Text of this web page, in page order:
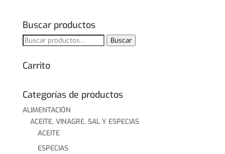
Buscar productos
Buscar
Buscar
Carrito
Categorías de productos
ALIMENTACIÓN
ACEITE, VINAGRE, SAL Y ESPECIAS
ACEITE
ESPECIAS